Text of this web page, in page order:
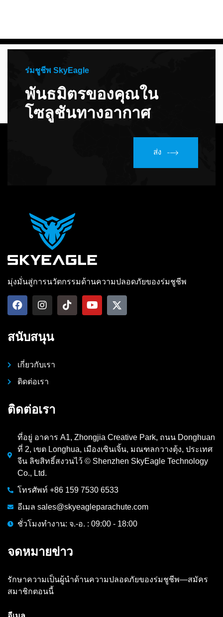
ร่มชูชีพ SkyEagle
พันธมิตรของคุณใน
โซลูชันทางอากาศ
ส่ง
มุ่งมั่นสู่การนวัตกรรมด้านความปลอดภัยของร่มชูชีพ
สนับสนุน
เกี่ยวกับเรา
ติดต่อเรา
ติดต่อเรา
ที่อยู่ อาคาร A1, Zhongjia Creative Park, ถนน Donghuan
ที่ 2, เขต Longhua, เมืองเซินเจิ้น, มณฑลกวางตุ้ง, ประเทศ
จีน ลิขสิทธิ์สงวนไว้ © Shenzhen SkyEagle Technology
Co., Ltd.
โทรศัพท์ +86 159 7530 6533
อีเมล sales@skyeagleparachute.com
ชั่วโมงทำงาน: จ.-อ. : 09:00 - 18:00
จดหมายข่าว
รักษาความเป็นผู้นำด้านความปลอดภัยของร่มชูชีพ—สมัคร
สมาชิกตอนนี้